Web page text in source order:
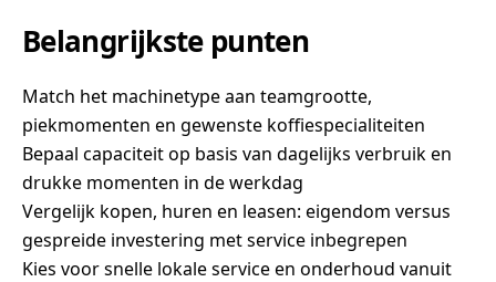
Belangrijkste punten
Match het machinetype aan teamgrootte,
piekmomenten en gewenste koffiespecialiteiten
Bepaal capaciteit op basis van dagelijks verbruik en
drukke momenten in de werkdag
Vergelijk kopen, huren en leasen: eigendom versus
gespreide investering met service inbegrepen
Kies voor snelle lokale service en onderhoud vanuit